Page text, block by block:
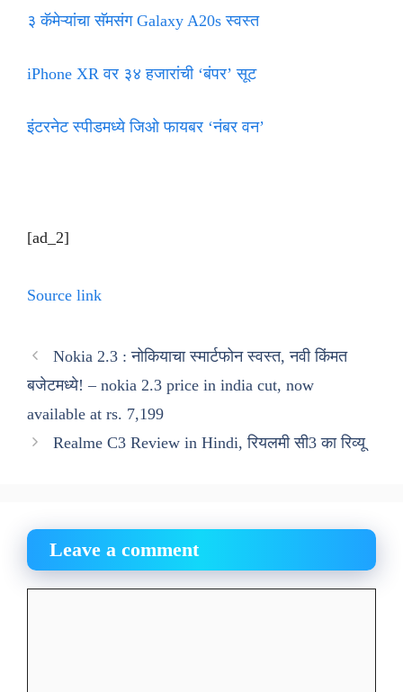
३ कॅमेऱ्यांचा सॅमसंग Galaxy A20s स्वस्त
iPhone XR वर ३४ हजारांची ‘बंपर’ सूट
इंटरनेट स्पीडमध्ये जिओ फायबर ‘नंबर वन’
[ad_2]
Source link
Nokia 2.3 : नोकियाचा स्मार्टफोन स्वस्त, नवी किंमत
बजेटमध्ये! – nokia 2.3 price in india cut, now
available at rs. 7,199
Realme C3 Review in Hindi, रियलमी सी3 का रिव्यू
Leave a comment